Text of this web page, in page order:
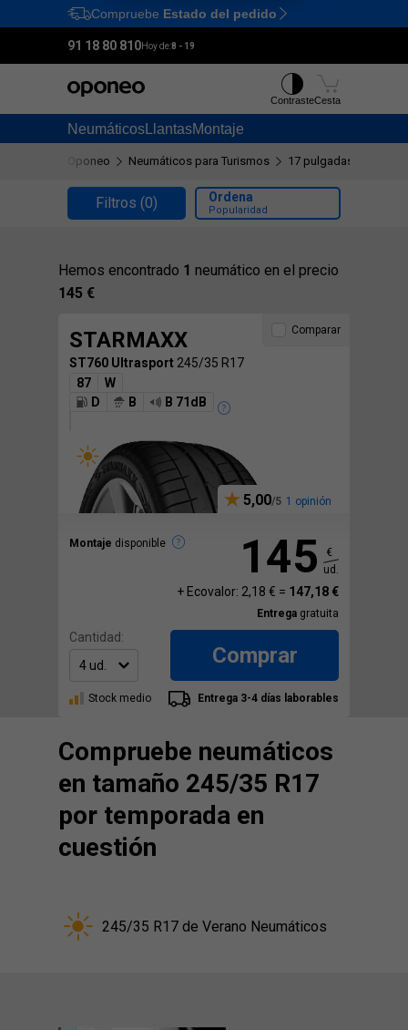
Ctrl M
Compruebe Estado del pedido
91 18 80 810Hoy de:8 - 19
Neumáticos LlantasMontaje
ContrasteCesta
Oponeo Neumáticos para Turismos 17 pulgadas
Filtros (0)
Hemos encontrado 1 neumático en el precio
145 €
Ordena
Popularidad
STARMAXX
ST760 Ultrasport 245/35 R17
87
W
D
B B 71dB
5,00 1 opinión
Montaje disponible
Comparar
145
€
ud.
+ Ecovalor: 2,18 € = 147,18 €
Entrega gratuita
Cantidad:
Comprar
Stock medio Entrega 3-4 días laborables
Compruebe neumáticos
en tamaño 245/35 R17
por temporada en
cuestión
245/35 R17 de Verano Neumáticos